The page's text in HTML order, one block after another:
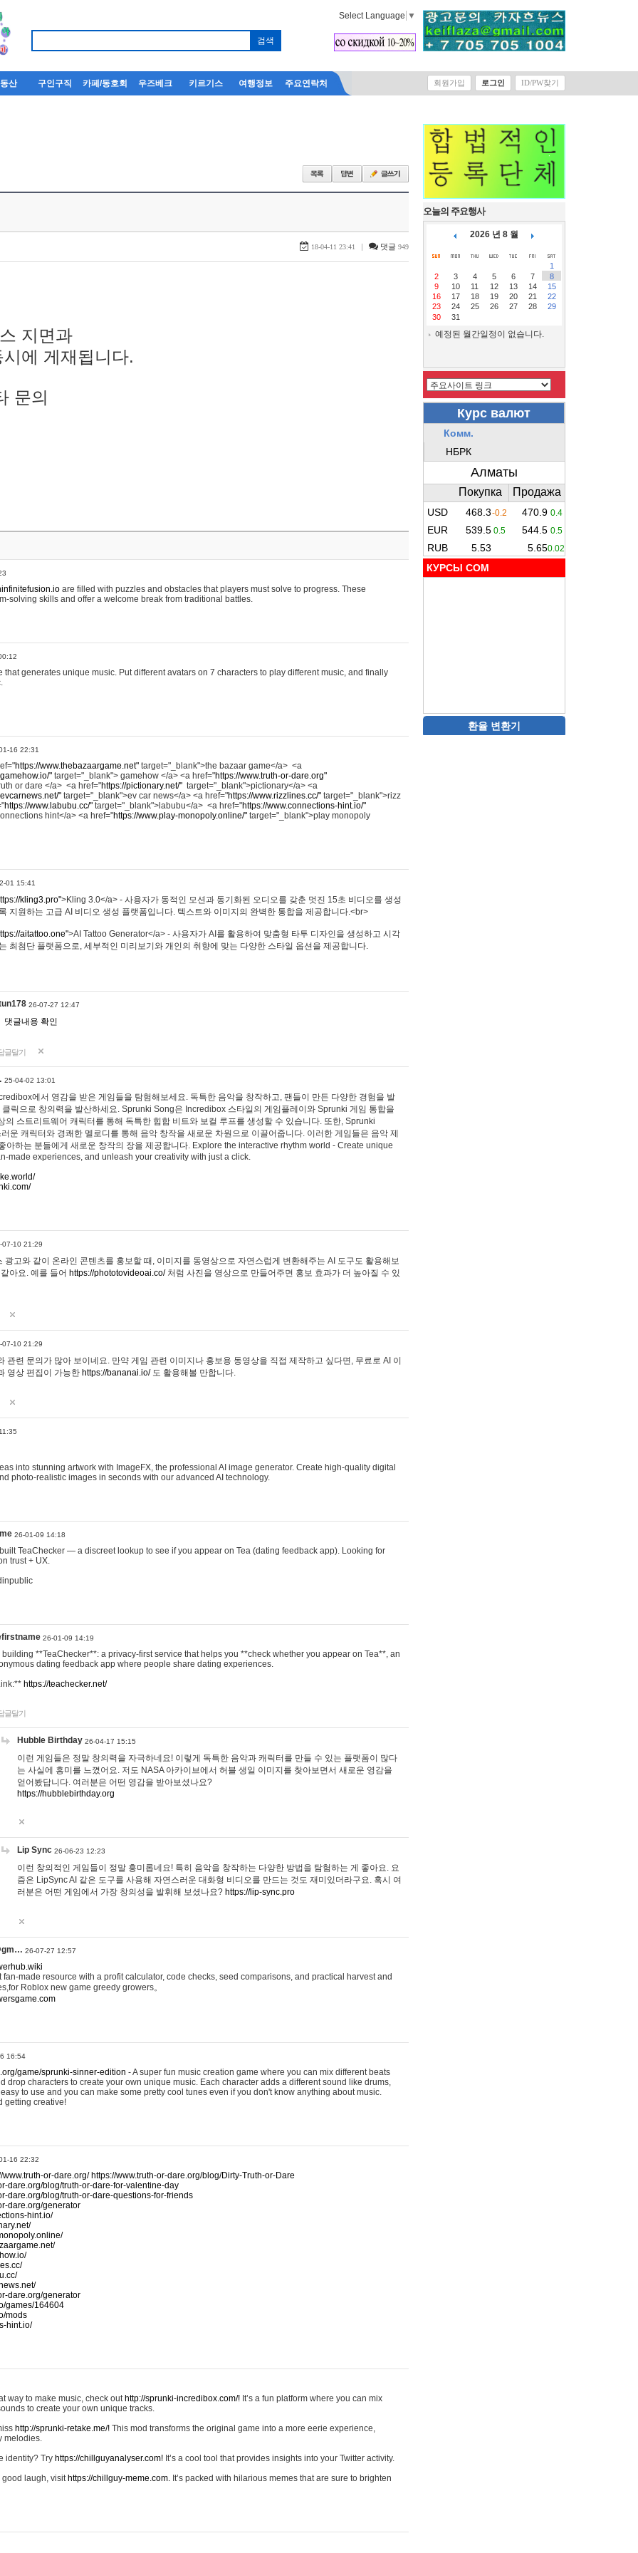
Select Language ▼
산 구인구직 카페/동호회 우즈베크 키르기스 여행정보 주요연락처 회원가입 로그인 ID/PW찾기
18-04-11 23:41 | 댓글 949
지면과
에 게재됩니다.
문의
are filled with puzzles and obstacles that players must solve to progress. These
solving skills and offer a welcome break from traditional battles.
that generates unique music. Put different avatars on 7 characters to play different music, and finally
16 22:31
https://www.thebazaargame.net" target="_blank">the bazaar game</a> <a
" target="_blank"> gamehow </a> <a href="https://www.truth-or-dare.org"
or dare </a> <a href="https://pictionary.net/" target="_blank">pictionary</a> <a
" target="_blank">ev car news</a> <a href="https://www.rizzlines.cc/" target="_blank">rizz
https://www.labubu.cc/" target="_blank">labubu</a> <a href="https://www.connections-hint.io/"
hint</a> <a href="https://www.play-monopoly.online/" target="_blank">play monopoly
01 15:41
kling3.pro">Kling 3.0</a> - 사용자가 동적인 모션과 동기화된 오디오를 갖춘 멋진 15초 비디오를 생성
지원하는 고급 AI 비디오 생성 플랫폼입니다. 텍스트와 이미지의 완벽한 통합을 제공합니다.<br>
aitattoo.one">AI Tattoo Generator</a> - 사용자가 AI를 활용하여 맞춤형 타투 디자인을 생성하고 시각
최첨단 플랫폼으로, 세부적인 미리보기와 개인의 취향에 맞는 다양한 스타일 옵션을 제공합니다.
26-07-27 12:47
댓글내용 확인
글달기
25-04-02 13:01
에서 영감을 받은 게임들을 탐험해보세요. 독특한 음악을 창작하고, 팬들이 만든 다양한 경험을 발
클릭으로 창의력을 발산하세요. Sprunki Song은 Incredibox 스타일의 게임플레이와 Sprunki 게임 통합을
의 스트리트웨어 캐릭터를 통해 독특한 힙합 비트와 보컬 루프를 생성할 수 있습니다. 또한, Sprunki
운 캐릭터와 경쾌한 멜로디를 통해 음악 창작을 새로운 차원으로 이끌어줍니다. 이러한 게임들은 음악 제
아하는 분들에게 새로운 창작의 장을 제공합니다. Explore the interactive rhythm world - Create unique
made experiences, and unleash your creativity with just a click.
07-10 21:29
광고와 같이 온라인 콘텐츠를 홍보할 때, 이미지를 동영상으로 자연스럽게 변환해주는 AI 도구도 활용해보
아요. 예를 들어 https://phototovideoai.co/처럼 사진을 영상으로 만들어주면 홍보 효과가 더 높아질 수 있
07-10 21:29
관련 문의가 많아 보이네요. 만약 게임 관련 이미지나 홍보용 동영상을 직접 제작하고 싶다면, 무료로 AI 이
영상 편집이 가능한 https://bananai.io/도 활용해볼 만합니다.
into stunning artwork with ImageFX, the professional AI image generator. Create high-quality digital
photo-realistic images in seconds with our advanced AI technology.
26-01-09 14:18
TeaChecker — a discreet lookup to see if you appear on Tea (dating feedback app). Looking for
trust + UX.
26-01-09 14:19
building **TeaChecker**: a privacy-first service that helps you **check whether you appear on Tea**, an
dating feedback app where people share dating experiences.
https://teachecker.net/
글달기
Hubble Birthday 26-04-17 15:15
이런 게임들은 정말 창의력을 자극하네요! 이렇게 독특한 음악과 캐릭터를 만들 수 있는 플랫폼이 많다
는 사실에 흥미를 느꼈어요. 저도 NASA 아카이브에서 허블 생일 이미지를 찾아보면서 새로운 영감을
얻어봤답니다. 여러분은 어떤 영감을 받아보셨나요?
https://hubblebirthday.org
Lip Sync 26-06-23 12:23
이런 창의적인 게임들이 정말 흥미롭네요! 특히 음악을 창작하는 다양한 방법을 탐험하는 게 좋아요. 요
즘은 LipSync AI 같은 도구를 사용해 자연스러운 대화형 비디오를 만드는 것도 재미있더라구요. 혹시 여
러분은 어떤 게임에서 가장 창의성을 발휘해 보셨나요? https://lip-sync.pro
26-07-27 12:57
made resource with a profit calculator, code checks, seed comparisons, and practical harvest and
Roblox new game greedy growers。
16:54
game/sprunki-sinner-edition - A super fun music creation game where you can mix different beats
drop characters to create your own unique music. Each character adds a different sound like drums,
to use and you can make some pretty cool tunes even if you don't know anything about music.
getting creative!
16 22:32
www.truth-or-dare.org/ https://www.truth-or-dare.org/blog/Dirty-Truth-or-Dare
dare.org/blog/truth-or-dare-for-valentine-day
dare.org/blog/truth-or-dare-questions-for-friends
dare.org/generator
hint.io/
dare.org/generator
games/164604
mods
hint.io/
way to make music, check out http://sprunki-incredibox.com/! It’s a fun platform where you can mix
to create your own unique tracks.
http://sprunki-retake.me/! This mod transforms the original game into a more eerie experience,
melodies.
identity? Try https://chillguyanalyser.com! It’s a cool tool that provides insights into your Twitter activity.
good laugh, visit https://chillguy-meme.com. It’s packed with hilarious memes that are sure to brighten
오늘의 주요행사
2026 년 8 월
1
2
3 4 5 6 7
8
9
10 11 12 13 14
15
16
17 18 19 20 21
22
23
24 25 26 27 28
29
30
31
예정된 월간일정이 없습니다.
КУРСЫ COM
환율 변환기